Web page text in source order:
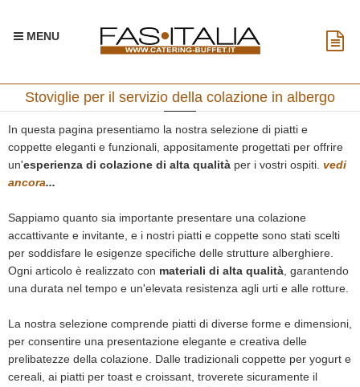
MENU
Stoviglie per il servizio della colazione in albergo
In questa pagina presentiamo la nostra selezione di piatti e
coppette eleganti e funzionali, appositamente progettati per offrire
un'esperienza di colazione di alta qualità per i vostri ospiti. vedi
ancora...
Sappiamo quanto sia importante presentare una colazione
accattivante e invitante, e i nostri piatti e coppette sono stati scelti
per soddisfare le esigenze specifiche delle strutture alberghiere.
Ogni articolo è realizzato con materiali di alta qualità , garantendo
una durata nel tempo e un'elevata resistenza agli urti e alle rotture.
La nostra selezione comprende piatti di diverse forme e dimensioni,
per consentire una presentazione elegante e creativa delle
prelibatezze della colazione. Dalle tradizionali coppette per yogurt e
cereali, ai piatti per toast e croissant, troverete sicuramente il